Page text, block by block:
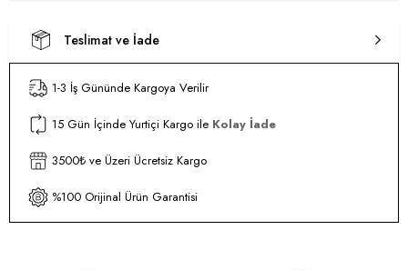
Teslimat ve İade
1-3 İş Gününde Kargoya Verilir
15 Gün İçinde Yurtiçi Kargo ile Kolay İade
3500₺ ve Üzeri Ücretsiz Kargo
%100 Orijinal Ürün Garantisi